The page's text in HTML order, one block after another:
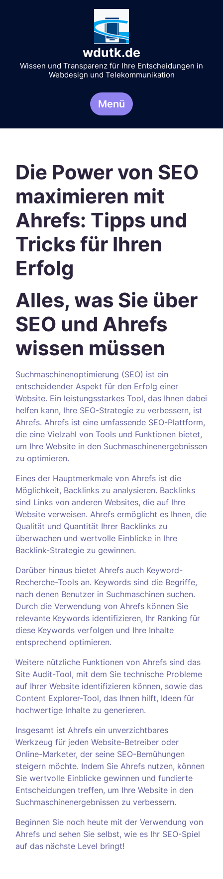
wdutk.de
Wissen und Transparenz für Ihre Entscheidungen in
Webdesign und Telekommunikation
Menü
Die Power von SEO
maximieren mit
Ahrefs: Tipps und
Tricks für Ihren
Erfolg
Alles, was Sie über
SEO und Ahrefs
wissen müssen
Suchmaschinenoptimierung (SEO) ist ein
entscheidender Aspekt für den Erfolg einer
Website. Ein leistungsstarkes Tool, das Ihnen dabei
helfen kann, Ihre SEO-Strategie zu verbessern, ist
Ahrefs. Ahrefs ist eine umfassende SEO-Plattform,
die eine Vielzahl von Tools und Funktionen bietet,
um Ihre Website in den Suchmaschinenergebnissen
zu optimieren.
Eines der Hauptmerkmale von Ahrefs ist die
Möglichkeit, Backlinks zu analysieren. Backlinks
sind Links von anderen Websites, die auf Ihre
Website verweisen. Ahrefs ermöglicht es Ihnen, die
Qualität und Quantität Ihrer Backlinks zu
überwachen und wertvolle Einblicke in Ihre
Backlink-Strategie zu gewinnen.
Darüber hinaus bietet Ahrefs auch Keyword-
Recherche-Tools an. Keywords sind die Begriffe,
nach denen Benutzer in Suchmaschinen suchen.
Durch die Verwendung von Ahrefs können Sie
relevante Keywords identifizieren, Ihr Ranking für
diese Keywords verfolgen und Ihre Inhalte
entsprechend optimieren.
Weitere nützliche Funktionen von Ahrefs sind das
Site Audit-Tool, mit dem Sie technische Probleme
auf Ihrer Website identifizieren können, sowie das
Content Explorer-Tool, das Ihnen hilft, Ideen für
hochwertige Inhalte zu generieren.
Insgesamt ist Ahrefs ein unverzichtbares
Werkzeug für jeden Website-Betreiber oder
Online-Marketer, der seine SEO-Bemühungen
steigern möchte. Indem Sie Ahrefs nutzen, können
Sie wertvolle Einblicke gewinnen und fundierte
Entscheidungen treffen, um Ihre Website in den
Suchmaschinenergebnissen zu verbessern.
Beginnen Sie noch heute mit der Verwendung von
Ahrefs und sehen Sie selbst, wie es Ihr SEO-Spiel
auf das nächste Level bringt!